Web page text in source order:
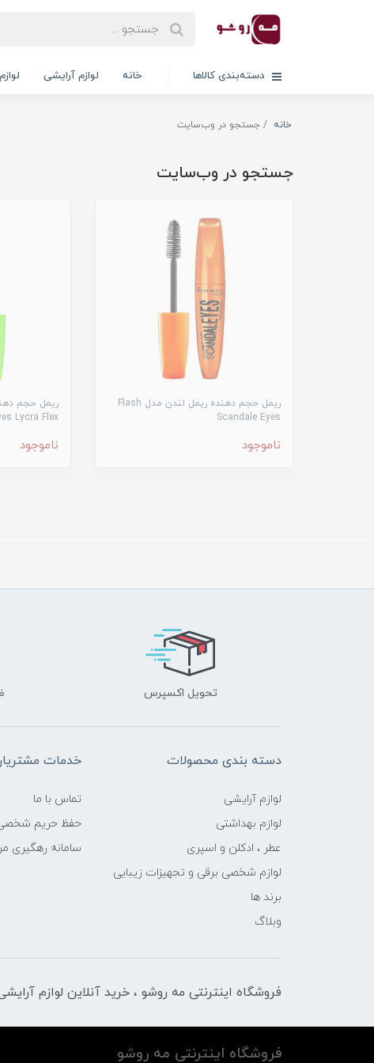
دسته‌بندی کالاها خانه لوازم آرایشی
خانه جستجو در وب‌سایت
جستجو در وب‌سایت
ریمل حجم دهنده ریمل لندن مدل Flash
Scandale Eyes
ناموجود
ریمل حجم
Lycra Flex
ناموجود
تحویل اکسپرس
دسته بندی محصولات
لوازم آرایشی
لوازم بهداشتی
عطر ، ادکلن و اسپری
لوازم شخصی برقی و تجهیزات زیبایی
برند ها
وبلاگ
خدمات
تماس با ما
حفظ حریم
سامانه رهگیری
فروشگاه اینترنتی مه‌ رو‌شو ، خرید آنلاین لوازم
فروشگاه اینترنتی مه‌ رو‌شو